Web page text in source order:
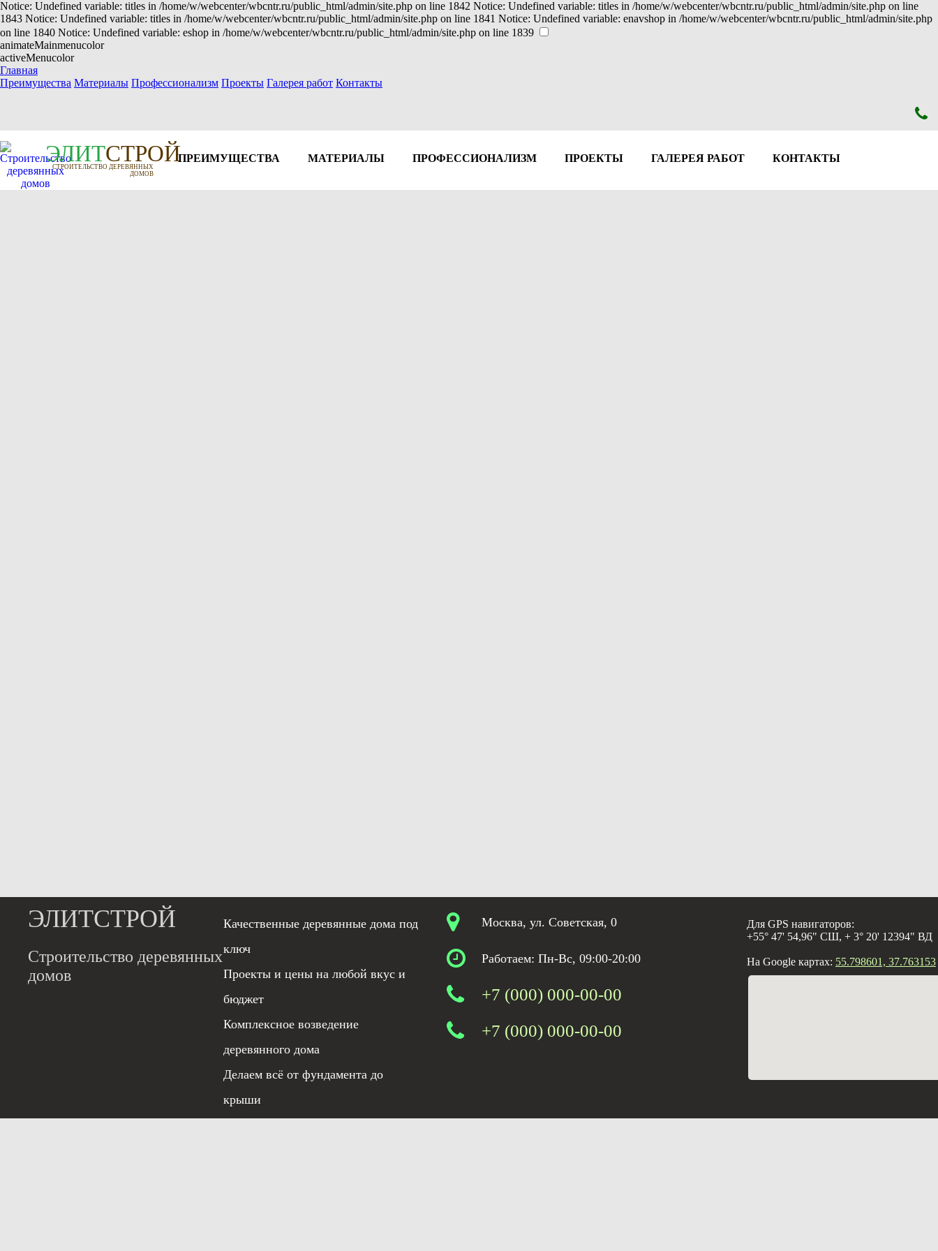
Notice: Undefined variable: titles in /home/w/webcenter/wbcntr.ru/public_html/admin/site.php on line 1842 Notice: Undefined variable: titles in /home/w/webcenter/wbcntr.ru/public_html/admin/site.php on line
1843 Notice: Undefined variable: titles in /home/w/webcenter/wbcntr.ru/public_html/admin/site.php on line 1841 Notice: Undefined variable: enavshop in /home/w/webcenter/wbcntr.ru/public_html/admin/site.php
on line 1840 Notice: Undefined variable: eshop in /home/w/webcenter/wbcntr.ru/public_html/admin/site.php on line 1839
animateMainmenucolor
activeMenucolor
Главная
Преимущества Материалы Профессионализм Проекты Галерея работ Контакты
ЭЛИТСТРОЙ
СТРОИТЕЛЬСТВО ДЕРЕВЯННЫХ
ДОМОВ
ПРЕИМУЩЕСТВА МАТЕРИАЛЫ ПРОФЕССИОНАЛИЗМ ПРОЕКТЫ ГАЛЕРЕЯ РАБОТ КОНТАКТЫ
ЭЛИТСТРОЙ
Строительство деревянных
домов
Качественные деревянные дома под
ключ
Проекты и цены на любой вкус и
бюджет
Комплексное возведение
деревянного дома
Делаем всё от фундамента до
крыши
Москва, ул. Советская, 0
Работаем: Пн-Вс, 09:00-20:00
+7 (000) 000-00-00
+7 (000) 000-00-00
Для GPS навигаторов:
+55° 47' 54,96" СШ, + 3° 20' 12394" ВД
На Google картах: 55.798601, 37.763153